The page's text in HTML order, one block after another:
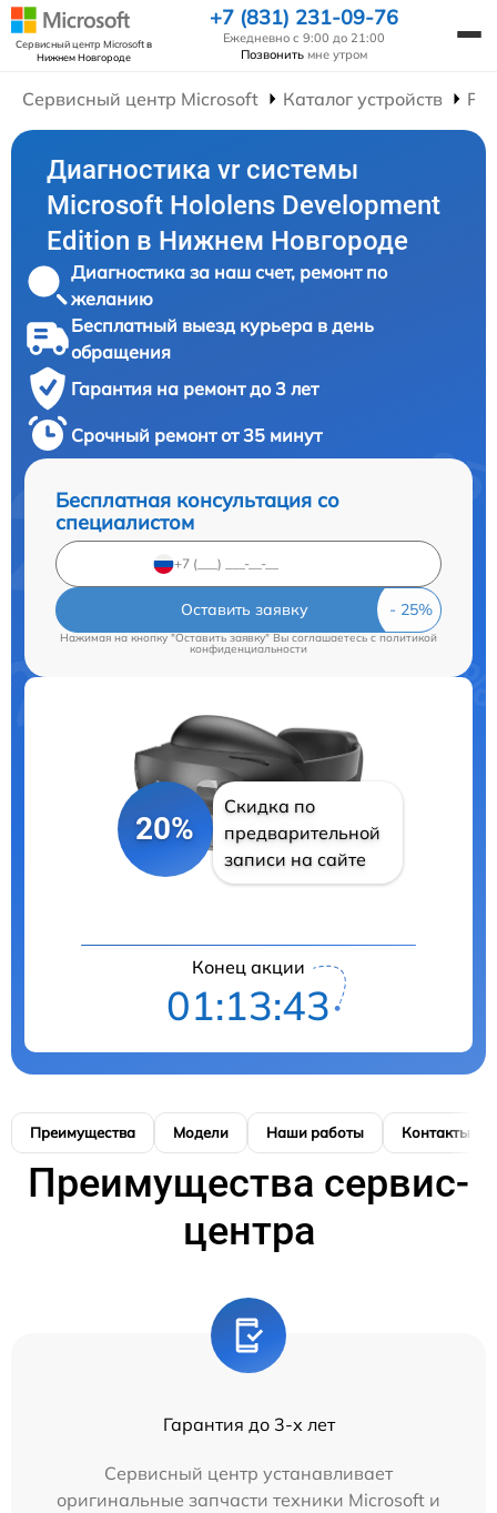
Сервисный центр Microsoftв
Нижнем Новгороде
+7 (831) 231-09-76
Ежедневно с 9:00 до 21:00
Позвонить мне утром
Сервисный центр Microsoft Каталог устройств
Диагностика vr системы
Microsoft Hololens Development
Edition в Нижнем Новгороде
Диагностика за наш счет, ремонт по
желанию
Бесплатный выезд курьера в день
обращения
Гарантия на ремонт до 3 лет
Срочный ремонт от 35 минут
Бесплатная консультация со
специалистом
Оставить заявку
Нажимая на кнопку "Оставить заявку" Вы соглашаетесь cполитикой
конфиденциальности
20%
Скидка по
предварительной
записи на сайте
Конец акции
01:13:42
Преимущества Модели Наши работы Контакты
Преимущества сервис-
центра
Гарантия до 3-х лет
Сервисный центр устанавливает
оригинальные запчасти техники Microsoft и